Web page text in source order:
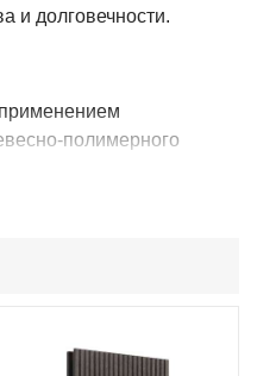
и долговечности.
полимерного
качественное
вещества для